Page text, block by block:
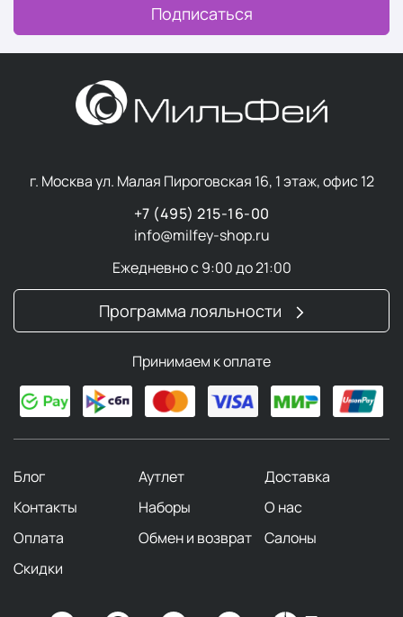
Подписаться
г. Москва ул. Малая Пироговская 16, 1 этаж, офис 12
+7 (495) 215-16-00
info@milfey-shop.ru
Ежедневно с 9:00 до 21:00
Программа лояльности
Принимаем к оплате
Блог Аутлет
Доставка
Контакты
Наборы
О нас
Оплата
Обмен и возврат
Салоны
Скидки